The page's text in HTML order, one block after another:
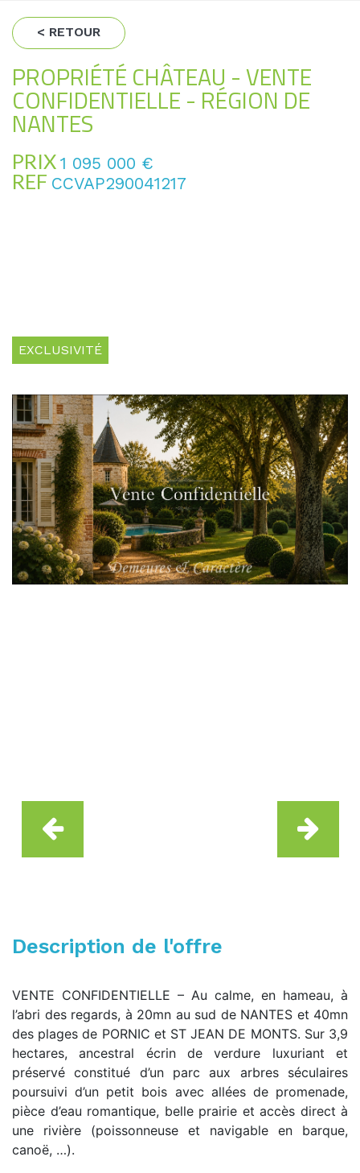
< RETOUR
PROPRIÉTÉ CHÂTEAU - VENTE
CONFIDENTIELLE - RÉGION DE
NANTES
PRIX 1 095 000 €
REF CCVAP290041217
EXCLUSIVITÉ
Description de l'offre
VENTE CONFIDENTIELLE – Au calme, en hameau, à
l’abri des regards, à 20mn au sud de NANTES et 40mn
des plages de PORNIC et ST JEAN DE MONTS. Sur 3,9
hectares, ancestral écrin de verdure luxuriant et
préservé constitué d’un parc aux arbres séculaires
poursuivi d’un petit bois avec allées de promenade,
pièce d’eau romantique, belle prairie et accès direct à
une rivière (poissonneuse et navigable en barque,
canoë, …).